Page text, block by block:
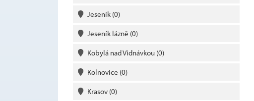
Jeseník (0)
Jeseník lázně (0)
Kobylá nad Vidnávkou (0)
Kolnovice (0)
Krasov (0)